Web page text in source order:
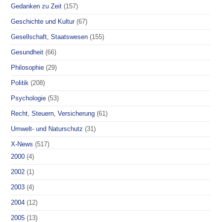
Gedanken zu Zeit (157)
Geschichte und Kultur (67)
Gesellschaft, Staatswesen (155)
Gesundheit (66)
Philosophie (29)
Politik (208)
Psychologie (53)
Recht, Steuern, Versicherung (61)
Umwelt- und Naturschutz (31)
X-News (517)
2000 (4)
2002 (1)
2003 (4)
2004 (12)
2005 (13)